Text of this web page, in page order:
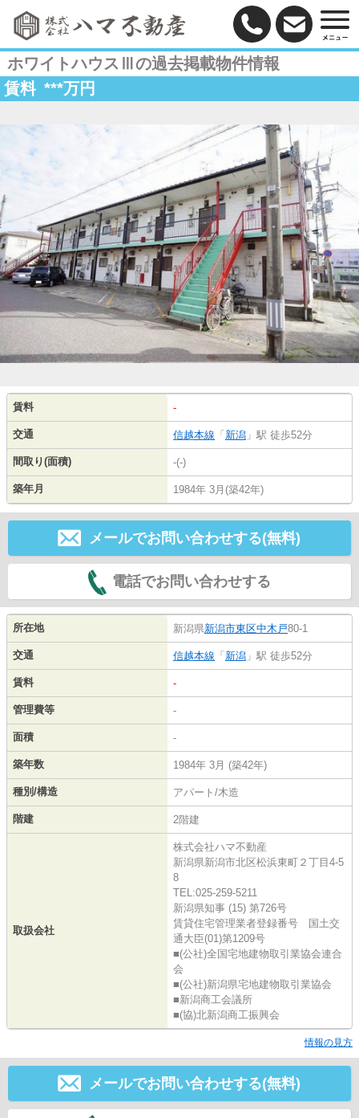
ホワイトハウスⅢの過去掲載物件情報
賃料 ***万円
賃料 -
交通 信越本線 「 新潟 」駅 徒歩52分
間取り(面積) -(-)
築年月 1984年 3月(築42年)
メールでお問い合わせする(無料)
電話でお問い合わせする
所在地 新潟県新潟市東区中木戸80-1
交通 信越本線 「 新潟 」駅 徒歩52分
賃料 -
管理費等 -
面積 -
築年数 1984年 3月 (築42年)
種別/構造 アパート/木造
階建 2階建
取扱会社
株式会社ハマ不動産
新潟県新潟市北区松浜東町２丁目4-5
8
TEL:025-259-5211
新潟県知事 (15) 第726号
賃貸住宅管理業者登録番号 国土交
通大臣(01)第1209号
■(公社)全国宅地建物取引業協会連合
会
■(公社)新潟県宅地建物取引業協会
■新潟商工会議所
■(協)北新潟商工振興会
情報の見方
メールでお問い合わせする(無料)